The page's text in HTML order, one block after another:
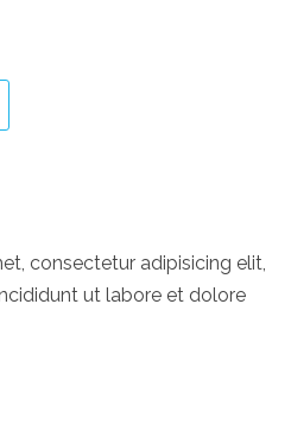
consectetur adipisicing elit,
ut labore et dolore